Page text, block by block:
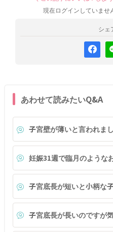
現在ログインしていませ
シェ
あわせて読みたいQ&A
子宮壁が薄いと言われま
妊娠31週で臨月のような
子宮底長が短いと小柄な
子宮底長が長いのですが